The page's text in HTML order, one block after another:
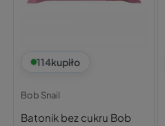
114kupiło
Bob Snail
Batonik bez cukru Bob